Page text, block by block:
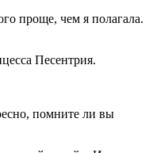
проще, чем я полагала.
Песентрия.
помните ли вы